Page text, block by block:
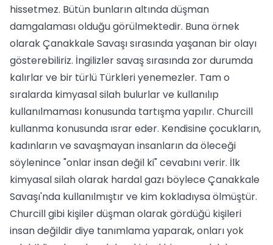
hissetmez. Bütün bunların altında düşman
damgalaması olduğu görülmektedir. Buna örnek
olarak Çanakkale Savaşı sırasında yaşanan bir olayı
gösterebiliriz. İngilizler savaş sırasında zor durumda
kalırlar ve bir türlü Türkleri yenemezler. Tam o
sıralarda kimyasal silah bulurlar ve kullanılıp
kullanılmaması konusunda tartışma yapılır. Churcill
kullanma konusunda ısrar eder. Kendisine çocukların,
kadınların ve savaşmayan insanların da öleceği
söylenince "onlar insan değil ki" cevabını verir. İlk
kimyasal silah olarak hardal gazı böylece Çanakkale
Savaşı'nda kullanılmıştır ve kim kokladıysa ölmüştür.
Churcill gibi kişiler düşman olarak gördüğü kişileri
insan değildir diye tanımlama yaparak, onları yok